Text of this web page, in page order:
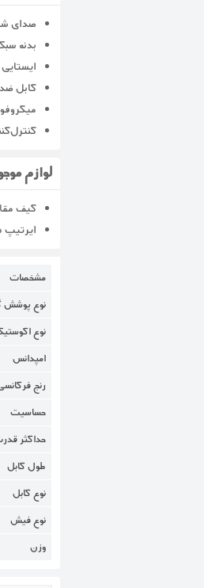
صدای
بدنه
کابل
لوازم
کیف
مشخصات
نوع
نوع
امپدانس
رنج
حساسیت
حداکثر
طول کابل
نوع کابل
نوع فیش
وزن